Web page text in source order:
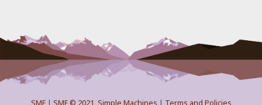
SMF| SMF © 2021 Simple Machines | Terms and Policies